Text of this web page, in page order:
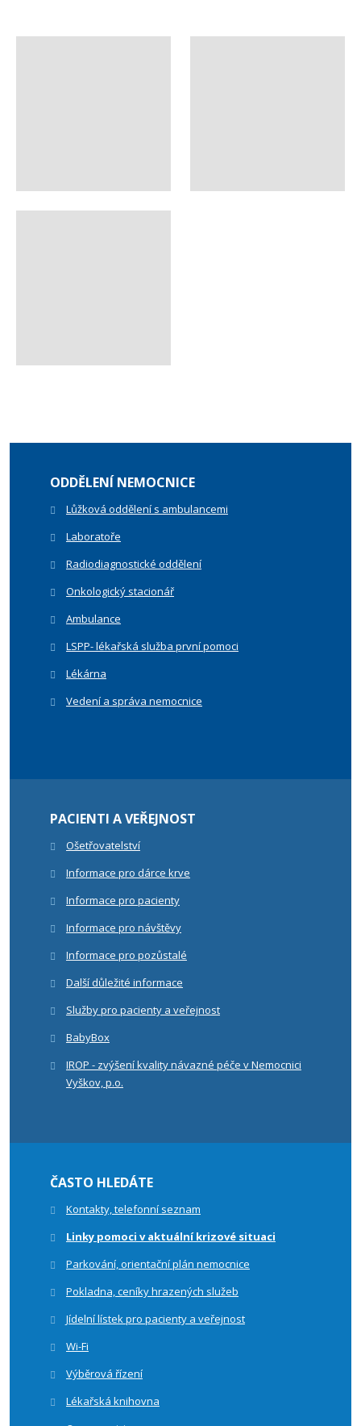
ODDĚLENÍ NEMOCNICE
Lůžková oddělení s ambulancemi
Laboratoře
Radiodiagnostické oddělení
Onkologický stacionář
Ambulance
LSPP- lékařská služba první pomoci
Lékárna
Vedení a správa nemocnice
PACIENTI A VEŘEJNOST
Ošetřovatelství
Informace pro dárce krve
Informace pro pacienty
Informace pro návštěvy
Informace pro pozůstalé
Další důležité informace
Služby pro pacienty a veřejnost
BabyBox
IROP - zvýšení kvality návazné péče v Nemocnici
Vyškov, p.o.
ČASTO HLEDÁTE
Kontakty, telefonní seznam
Linky pomoci v aktuální krizové situaci
Parkování, orientační plán nemocnice
Pokladna, ceníky hrazených služeb
Jídelní lístek pro pacienty a veřejnost
Wi-Fi
Výběrová řízení
Lékařská knihovna